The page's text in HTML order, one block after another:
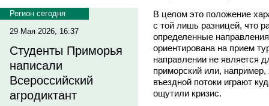
Регион сегодня
29 Мая 2026, 16:37
Студенты Приморья
написали
Всероссийский
агродиктант
В целом это положение
с той лишь разницей, что
определенные
ориентирована на прием
направлении не является
приморский или, например,
въездной потоки играют
ощутили кризис.